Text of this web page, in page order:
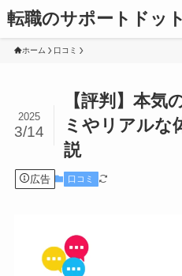
転職のサポートドッ
ホーム 口コミ
【評判】本気
ミやリアルな
説
2025
3/14
広告 口コミ